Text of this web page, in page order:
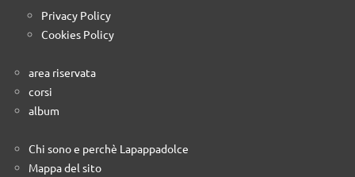
Privacy Policy
Cookies Policy
area riservata
corsi
album
Chi sono e perchè Lapappadolce
Mappa del sito